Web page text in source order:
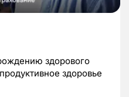
здорового
здоровье